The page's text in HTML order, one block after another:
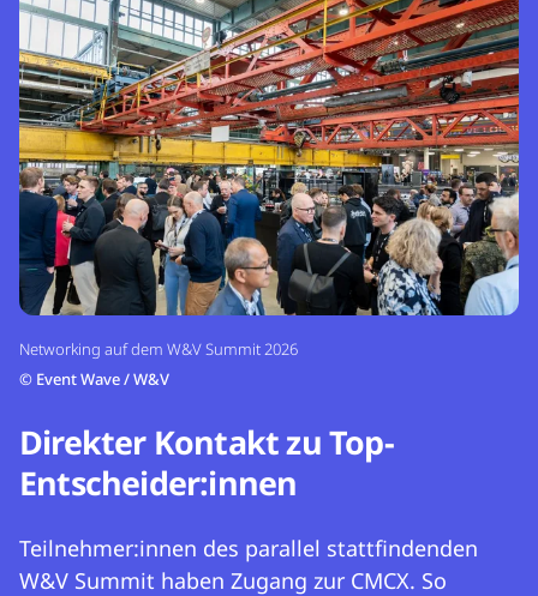
Networking auf dem W&V Summit 2026
© Event Wave / W&V
Direkter Kontakt zu Top-
Entscheider:innen
Teilnehmer:innen des parallel stattfindenden
W&V Summit haben Zugang zur CMCX. So